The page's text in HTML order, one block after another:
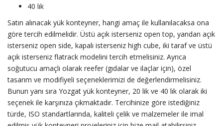
40 lık
Satın alınacak yük konteyner, hangi amaç ile kullanılacaksa ona
göre tercih edilmelidir. Üstü açık isterseniz open top, yandan açık
isterseniz open side, kapalı isterseniz high cube, iki taraf ve üstü
açık isterseniz flatrack modelini tercih etmelisiniz. Ayrıca
soğutucu amaçlı olarak reefer (gıdalar ve ilaçlar için), özel
tasarım ve modifiyeli seçeneklerimizi de değerlendirmelisiniz.
Bunun yanı sıra Yozgat yük konteyner, 20 lik ve 40 lık olarak iki
seçenek ile karşınıza çıkmaktadır. Tercihinize göre istediğiniz
türde, ISO standartlarında, kaliteli çelik ve malzemeler ile imal